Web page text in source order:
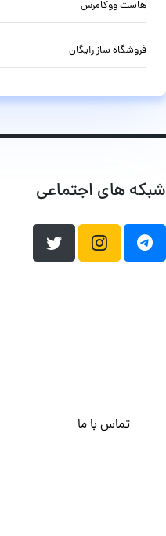
هاست ووکامرس
فروشگاه ساز رایگان
شبکه های اجتماعی
تماس با ما